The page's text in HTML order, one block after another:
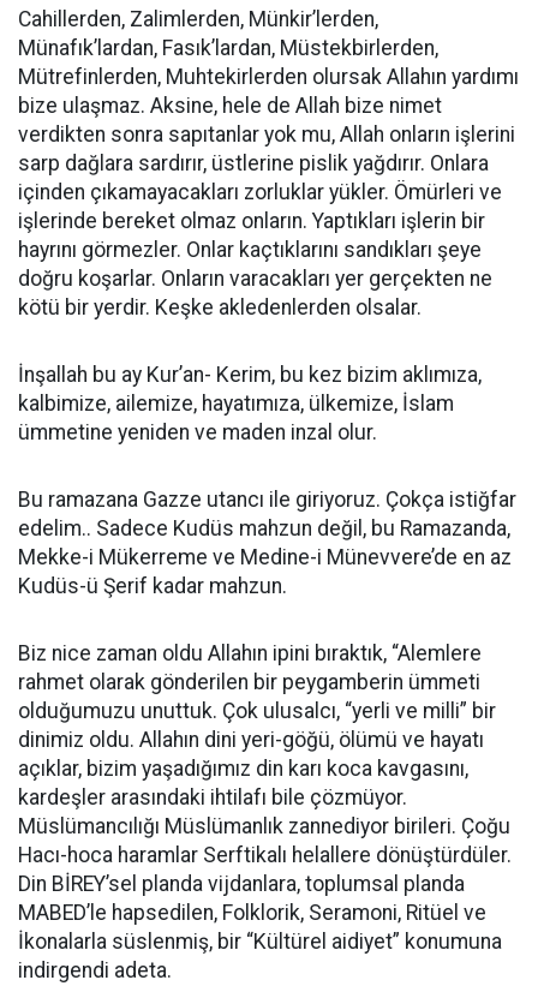
Cahillerden, Zalimlerden, Münkir’lerden,
Münafık’lardan, Fasık’lardan, Müstekbirlerden,
Mütrefinlerden, Muhtekirlerden olursak Allahın yardımı
bize ulaşmaz. Aksine, hele de Allah bize nimet
verdikten sonra sapıtanlar yok mu, Allah onların işlerini
sarp dağlara sardırır, üstlerine pislik yağdırır. Onlara
içinden çıkamayacakları zorluklar yükler. Ömürleri ve
işlerinde bereket olmaz onların. Yaptıkları işlerin bir
hayrını görmezler. Onlar kaçtıklarını sandıkları şeye
doğru koşarlar. Onların varacakları yer gerçekten ne
kötü bir yerdir. Keşke akledenlerden olsalar.
İnşallah bu ay Kur’an- Kerim, bu kez bizim aklımıza,
kalbimize, ailemize, hayatımıza, ülkemize, İslam
ümmetine yeniden ve maden inzal olur.
Bu ramazana Gazze utancı ile giriyoruz. Çokça istiğfar
edelim.. Sadece Kudüs mahzun değil, bu Ramazanda,
Mekke-i Mükerreme ve Medine-i Münevvere’de en az
Kudüs-ü Şerif kadar mahzun.
Biz nice zaman oldu Allahın ipini bıraktık, “Alemlere
rahmet olarak gönderilen bir peygamberin ümmeti
olduğumuzu unuttuk. Çok ulusalcı, “yerli ve milli” bir
dinimiz oldu. Allahın dini yeri-göğü, ölümü ve hayatı
açıklar, bizim yaşadığımız din karı koca kavgasını,
kardeşler arasındaki ihtilafı bile çözmüyor.
Müslümancılığı Müslümanlık zannediyor birileri. Çoğu
Hacı-hoca haramlar Serftikalı helallere dönüştürdüler.
Din BİREY’sel planda vijdanlara, toplumsal planda
MABED’le hapsedilen, Folklorik, Seramoni, Ritüel ve
İkonalarla süslenmiş, bir “Kültürel aidiyet” konumuna
indirgendi adeta.